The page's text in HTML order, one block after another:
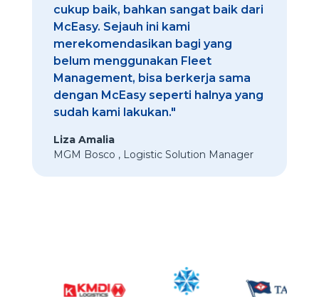
cukup baik, bahkan sangat baik dari
McEasy. Sejauh ini kami
merekomendasikan bagi yang
belum menggunakan Fleet
Management, bisa berkerja sama
dengan McEasy seperti halnya yang
sudah kami lakukan."
Liza Amalia
MGM Bosco , Logistic Solution Manager